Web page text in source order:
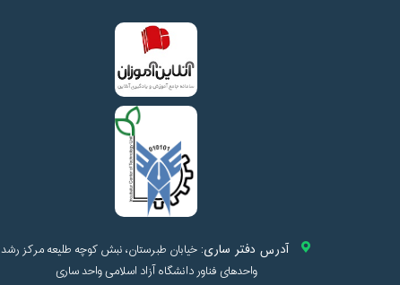
آدرس دفتر ساری: خیابان طبرستان، نبش کوچه طلیعه مرکز رشد
واحدهای فناور دانشگاه آزاد اسلامی واحد ساری